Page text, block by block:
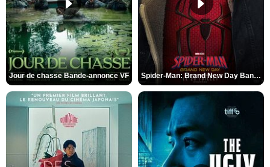
Jour de chasse Bande-annonce VF Spider-Man: Brand New Day Bande-annonce (3) VO STFR